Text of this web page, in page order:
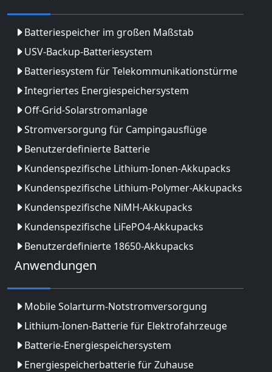
Batteriespeicher im großen Maßstab
USV-Backup-Batteriesystem
Batteriesystem für Telekommunikationstürme
Integriertes Energiespeichersystem
Off-Grid-Solarstromanlage
Stromversorgung für Campingausflüge
Benutzerdefinierte Batterie
Kundenspezifische Lithium-Ionen-Akkupacks
Kundenspezifische Lithium-Polymer-Akkupacks
Kundenspezifische NiMH-Akkupacks
Kundenspezifische LiFePO4-Akkupacks
Benutzerdefinierte 18650-Akkupacks
Anwendungen
Mobile Solarturm-Notstromversorgung
Lithium-Ionen-Batterie für Elektrofahrzeuge
Batterie-Energiespeichersystem
Energiespeicherbatterie für Zuhause